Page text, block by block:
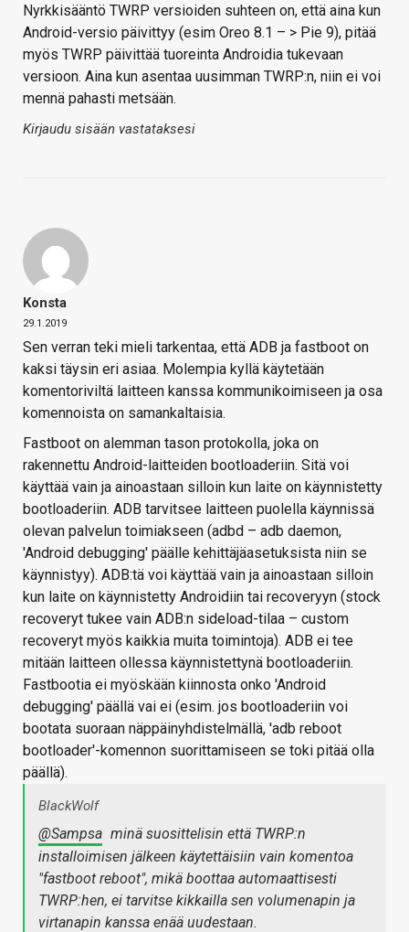
Nyrkkisääntö TWRP versioiden suhteen on, että aina kun
Android-versio päivittyy (esim Oreo 8.1 – > Pie 9), pitää
myös TWRP päivittää tuoreinta Androidia tukevaan
versioon. Aina kun asentaa uusimman TWRP:n, niin ei voi
mennä pahasti metsään.
Kirjaudu sisään vastataksesi
Konsta
29.1.2019
Sen verran teki mieli tarkentaa, että ADB ja fastboot on
kaksi täysin eri asiaa. Molempia kyllä käytetään
komentoriviltä laitteen kanssa kommunikoimiseen ja osa
komennoista on samankaltaisia.
Fastboot on alemman tason protokolla, joka on
rakennettu Android-laitteiden bootloaderiin. Sitä voi
käyttää vain ja ainoastaan silloin kun laite on käynnistetty
bootloaderiin. ADB tarvitsee laitteen puolella käynnissä
olevan palvelun toimiakseen (adbd – adb daemon,
'Android debugging' päälle kehittäjäasetuksista niin se
käynnistyy). ADB:tä voi käyttää vain ja ainoastaan silloin
kun laite on käynnistetty Androidiin tai recoveryyn (stock
recoveryt tukee vain ADB:n sideload-tilaa – custom
recoveryt myös kaikkia muita toimintoja). ADB ei tee
mitään laitteen ollessa käynnistettynä bootloaderiin.
Fastbootia ei myöskään kiinnosta onko 'Android
debugging' päällä vai ei (esim. jos bootloaderiin voi
bootata suoraan näppäinyhdistelmällä, 'adb reboot
bootloader'-komennon suorittamiseen se toki pitää olla
päällä).
BlackWolf
@Sampsa minä suosittelisin että TWRP:n
installoimisen jälkeen käytettäisiin vain komentoa
"fastboot reboot", mikä boottaa automaattisesti
TWRP:hen, ei tarvitse kikkailla sen volumenapin ja
virtanapin kanssa enää uudestaan.